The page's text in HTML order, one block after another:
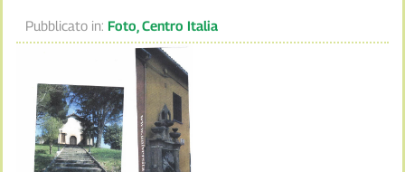
Pubblicato in: Foto, Centro Italia